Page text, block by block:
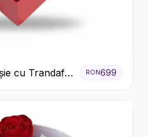
cu Trandafiri
RON699